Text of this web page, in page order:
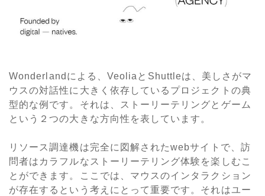
Wonderlandによる、VeoliaとShuttleは、美しさがマ
ウスの対話性に大きく依存しているプロジェクトの典
型的な例です。それは、ストーリーテリングとゲーム
という２つの大きな方向性を表しています。
リソース調達機は完全に図解されたwebサイトで、訪
問者はカラフルなストーリーテリング体験を楽しむこ
とができます。ここでは、マウスのインタラクション
が存在するという考えにとって重要です。それはユー